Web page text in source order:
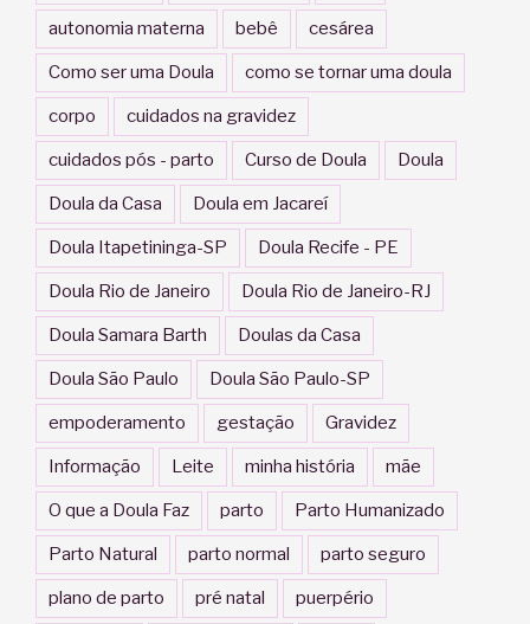
autonomia materna bebê cesárea
Como ser uma Doula como se tornar uma doula
corpo cuidados na gravidez
cuidados pós - parto Curso de Doula Doula
Doula da Casa Doula em Jacareí
Doula Itapetininga-SP Doula Recife - PE
Doula Rio de Janeiro Doula Rio de Janeiro-RJ
Doula Samara Barth Doulas da Casa
Doula São Paulo Doula São Paulo-SP
empoderamento gestação Gravidez
Informação Leite minha história mãe
O que a Doula Faz parto Parto Humanizado
Parto Natural parto normal parto seguro
plano de parto pré natal puerpério